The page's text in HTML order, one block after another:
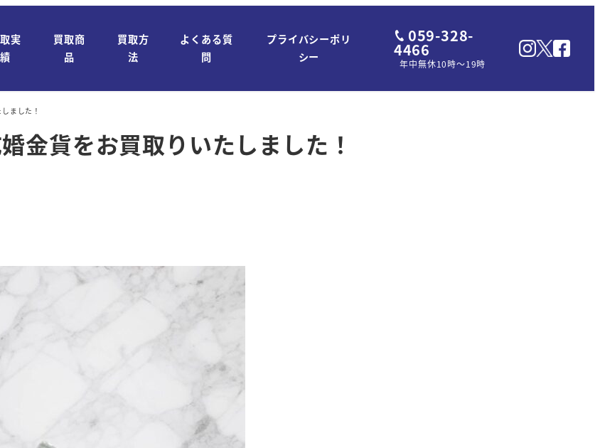
実
績
買取商
品
買取方
法
よくある質
問
プライバシーポリ
シー
059-328-
4466
年中無休10時～19時
ました！
金貨をお買取りいたしました！